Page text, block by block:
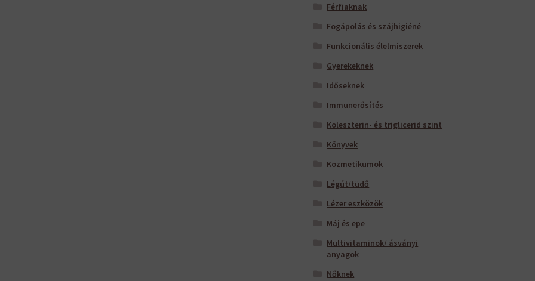
Férfiaknak
Fogápolás és szájhigiéné
Funkcionális élelmiszerek
Gyerekeknek
Időseknek
Immunerősítés
Koleszterin- és triglicerid szint
Könyvek
Kozmetikumok
Légút/tüdő
Lézer eszközök
Máj és epe
Multivitaminok/ ásványi
anyagok
Nőknek